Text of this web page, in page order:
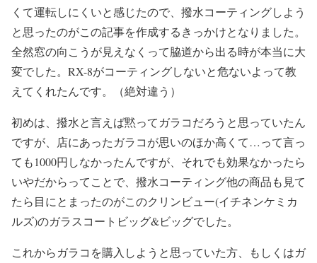
くて運転しにくいと感じたので、撥水コーティングしよう
と思ったのがこの記事を作成するきっかけとなりました。
全然窓の向こうが見えなくって脇道から出る時が本当に大
変でした。RX-8がコーティングしないと危ないよって教
えてくれたんです。（絶対違う）
初めは、撥水と言えば黙ってガラコだろうと思っていたん
ですが、店にあったガラコが思いのほか高くて…って言っ
ても1000円しなかったんですが、それでも効果なかったら
いやだからってことで、撥水コーティング他の商品も見て
たら目にとまったのがこのクリンビュー(イチネンケミカ
ルズ)のガラスコートビッグ&ビッグでした。
これからガラコを購入しようと思っていた方、もしくはガ